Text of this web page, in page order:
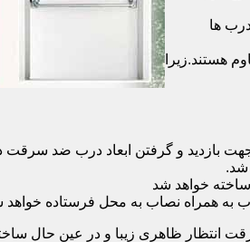
ها
هستند.زیرا
بازدید و گرفتن ابعاد درب ضد
شد.
خواهد شد
به همراه نصاب به محل فرستاده خواهد
ظاهری زیبا و در عین حال